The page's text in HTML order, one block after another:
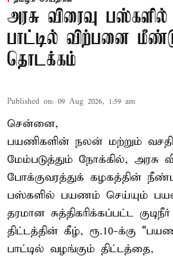
அரசு விரைவு பஸ்களில்
பாட்டில் விற்பனை
தொடக்கம்
Published on: 09 Aug 2026, 1:59 am
சென்னை,
பயணிகளின் நலன் மற்றும்
மேம்படுத்தும் நோக்கில், அரசு
போக்குவரத்துக் கழகத்தின்
பஸ்களில் பயணம் செய்யும்
தரமான சுத்திகரிக்கப்பட்ட
திட்டத்தின் கீழ், ரூ.10-க்கு
பாட்டில் வழங்கும் திட்டத்தை,